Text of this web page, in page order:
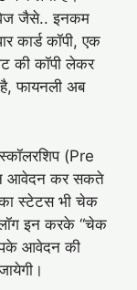
जैसे.. इनकम
कार्ड कॉपी, एक
की कॉपी लेकर
फायनली अब
(Pre
आवेदन कर सकते
स्टेटस भी चेक
इन करके “चेक
आवेदन की